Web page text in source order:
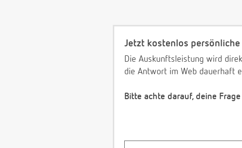
Jetzt kostenlos
Die Auskunftsleistung wird
die Antwort im Web dauerhaft
Bitte achte darauf, deine